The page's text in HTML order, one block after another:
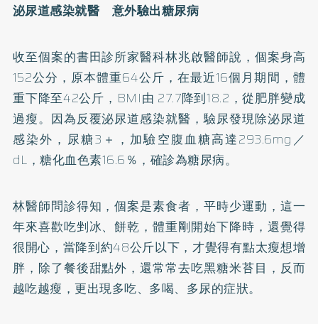
泌尿道感染就醫 意外驗出糖尿病
收至個案的書田診所家醫科林兆啟醫師說，個案身高
152公分，原本體重64公斤，在最近16個月期間，體
重下降至42公斤，BMI由 27.7降到18.2，從肥胖變成
過瘦。因為反覆泌尿道感染就醫，驗尿發現除泌尿道
感染外，尿糖3＋，加驗空腹血糖高達293.6mg／
dL，糖化血色素16.6％，確診為糖尿病。
林醫師問診得知，個案是素食者，平時少運動，這一
年來喜歡吃剉冰、餅乾，體重剛開始下降時，還覺得
很開心，當降到約48公斤以下，才覺得有點太瘦想增
胖，除了餐後甜點外，還常常去吃黑糖米苔目，反而
越吃越瘦，更出現多吃、多喝、多尿的症狀。